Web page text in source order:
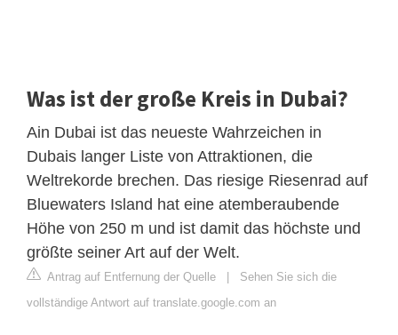
Was ist der große Kreis in Dubai?
Ain Dubai ist das neueste Wahrzeichen in
Dubais langer Liste von Attraktionen, die
Weltrekorde brechen. Das riesige Riesenrad auf
Bluewaters Island hat eine atemberaubende
Höhe von 250 m und ist damit das höchste und
größte seiner Art auf der Welt.
Antrag auf Entfernung der Quelle | Sehen Sie sich die
vollständige Antwort auf translate.google.com an